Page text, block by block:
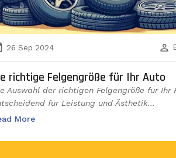
26 Sep 2024
richtige Felgengröße für Ihr Auto
Auswahl der richtigen Felgengröße für Ihr
für Leistung und Ästhetik...
More